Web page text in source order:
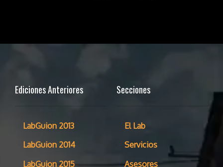
Ediciones Anteriores
LabGuion 2013
LabGuion 2014
LabGuion 2015
Secciones
El Lab
Servicios
Asesores